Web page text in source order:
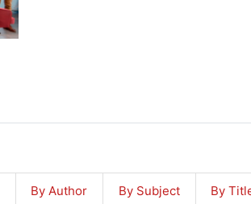
By Author By Subject By